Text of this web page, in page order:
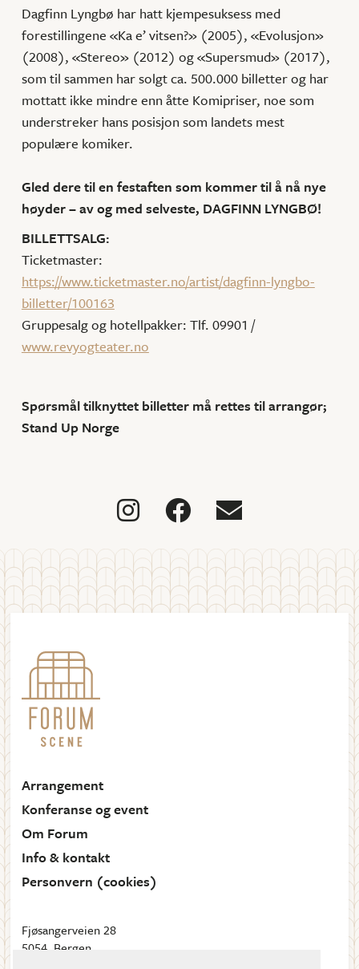
Dagfinn Lyngbø har hatt kjempesuksess med
forestillingene «Ka e’ vitsen?» (2005), «Evolusjon»
(2008), «Stereo» (2012) og «Supersmud» (2017),
som til sammen har solgt ca. 500.000 billetter og har
mottatt ikke mindre enn åtte Komipriser, noe som
understreker hans posisjon som landets mest
populære komiker.
Gled dere til en festaften som kommer til å nå nye
høyder – av og med selveste, DAGFINN LYNGBØ!
BILLETTSALG:
Ticketmaster:
https://www.ticketmaster.no/artist/dagfinn-lyngbo-
billetter/100163
Gruppesalg og hotellpakker: Tlf. 09901 /
www.revyogteater.no
Spørsmål tilknyttet billetter må rettes til arrangør;
Stand Up Norge
  
Arrangement
Konferanse og event
Om Forum
Info & kontakt
Personvern (cookies)
Fjøsangerveien 28
5054, Bergen